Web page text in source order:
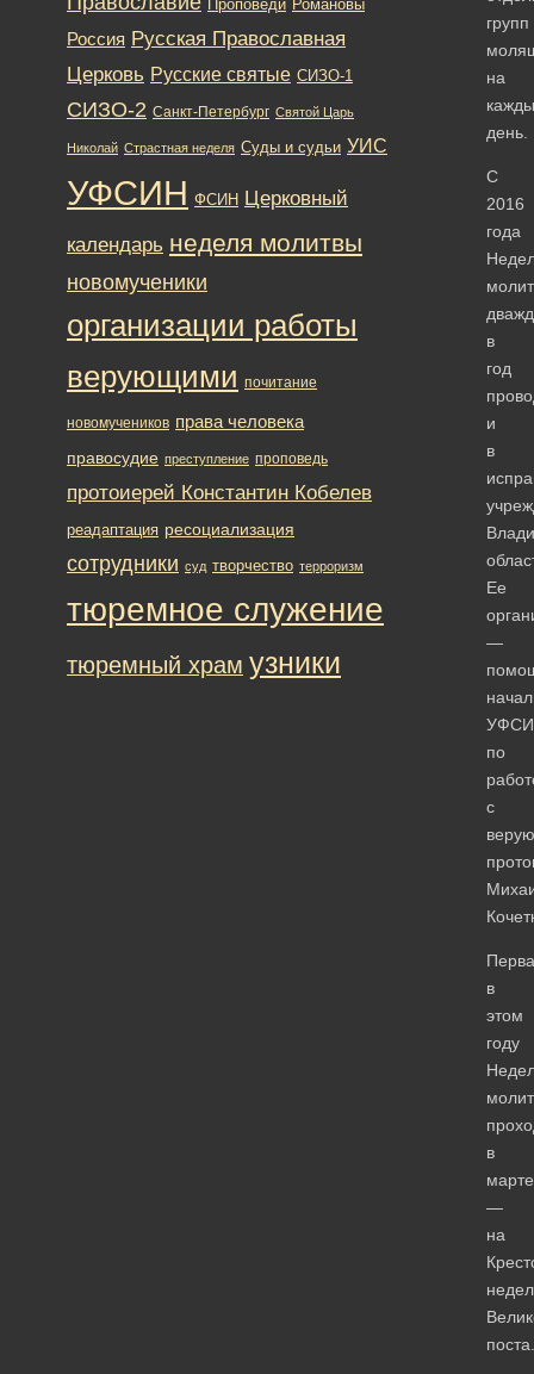
групп
на
день.
С
2016
года
в
год
и
в
Ее
—
по
с
в
этом
году
в
марте
—
на
поста.
Проповеди Романовы
Россия Русская Православная
Церковь Русские святые СИЗО-1
СИЗО-2 Санкт-Петербург Святой Царь
Николай Страстная неделя Суды и судьи УИС
УФСИН ФСИН Церковный
календарь неделя молитвы
новомученики
организации работы
верующими почитание
новомучеников права человека
правосудие преступление проповедь
протоиерей Константин Кобелев
реадаптация ресоциализация
сотрудники суд творчество терроризм
тюремное служение
тюремный храм узники